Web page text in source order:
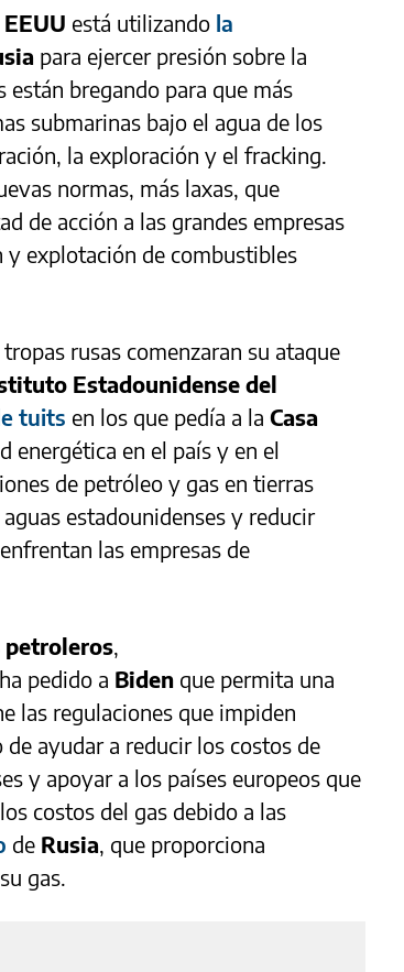
EEUU está utilizando la
para ejercer presión sobre la
están bregando para que más
submarinas bajo el agua de los
la exploración y el fracking.
normas, más laxas, que
de acción a las grandes empresas
explotación de combustibles
rusas comenzaran su ataque
Estadounidense del
tuits en los que pedía a la Casa
energética en el país y en el
de petróleo y gas en tierras
estadounidenses y reducir
las empresas de
petroleros,
pedido a Biden que permita una
las regulaciones que impiden
ayudar a reducir los costos de
y apoyar a los países europeos que
costos del gas debido a las
de Rusia, que proporciona
gas.